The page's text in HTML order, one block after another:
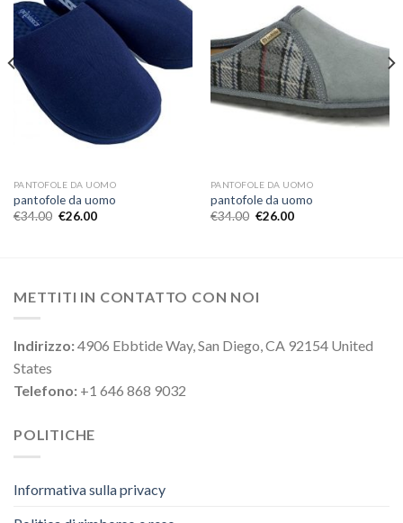
PANTOFOLE DA UOMO
pantofole da uomo
€34.00 €26.00
PANTOFOLE DA UOMO
pantofole da uomo
€34.00 €26.00
METTITI IN CONTATTO CON NOI
Indirizzo:4906 Ebbtide Way, San Diego, CA 92154 United
States
Telefono: +1 646 868 9032
POLITICHE
Informativa sulla privacy